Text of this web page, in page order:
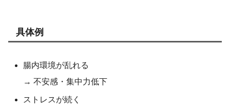
具体例
腸内環境が乱れる
→ 不安感・集中力低下
ストレスが続く